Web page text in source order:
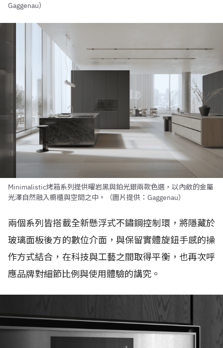
Gaggenau）
Minimalistic烤箱系列提供曜岩黑與鉑光銀兩款色選，以內斂的金屬
光澤自然融入櫥櫃與空間之中。（圖片提供：Gaggenau）
兩個系列皆搭載全新懸浮式不鏽鋼控制環，將隱藏於
玻璃面板後方的數位介面，與保留實體旋鈕手感的操
作方式結合，在科技與工藝之間取得平衡，也再次呼
應品牌對細節比例與使用體驗的講究。